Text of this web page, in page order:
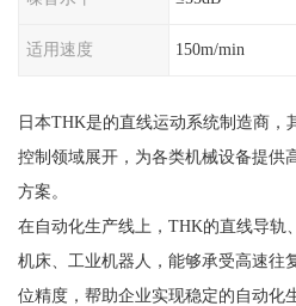
适用速度 150m/min
日本THK是的直线运动系统制造商，
控制领域展开，为各类机械设备提供
方案。
在自动化生产线上，THK的直线导轨
机床、工业机器人，能够承受高速往
位精度，帮助企业实现稳定的自动化